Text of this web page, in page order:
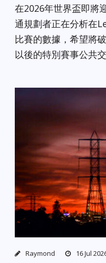
在2026年世界盃即將
通規劃者正在分析在
比賽的數據，希望將
以後的特別賽事公共交
Raymond 16 Jul